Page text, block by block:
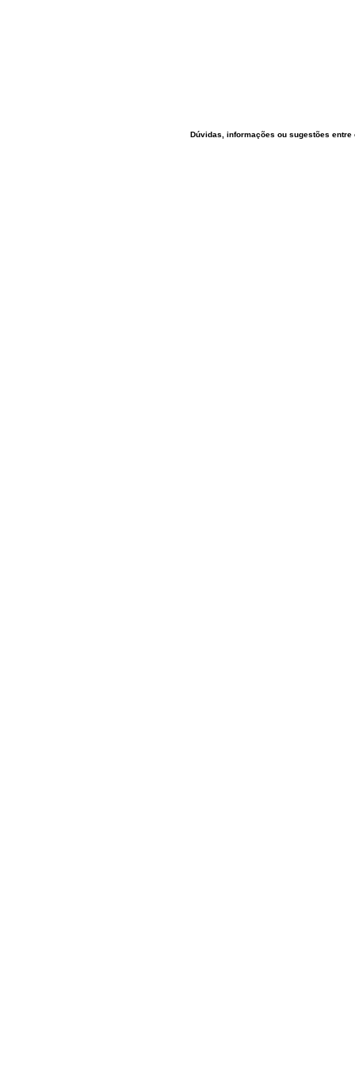
Dúvidas, informações ou sugestões